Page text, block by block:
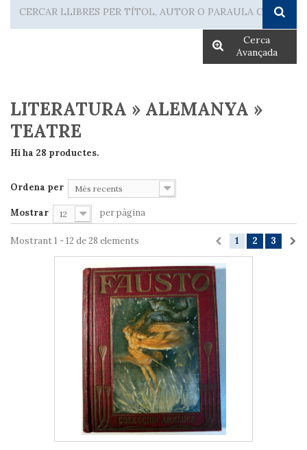
Cerca
Avançada
LITERATURA » ALEMANYA »
TEATRE
Hi ha 28 productes.
Ordena per Més recents
Mostrar 12 per pàgina
1 2 3
Mostrant 1 - 12 de 28 elements